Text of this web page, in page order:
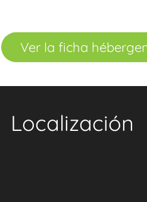
Ver la ficha
Localización